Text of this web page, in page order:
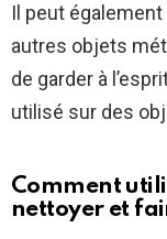
Il peut
autres objets
de garder à
utilisé sur des
Comment
nettoyer et